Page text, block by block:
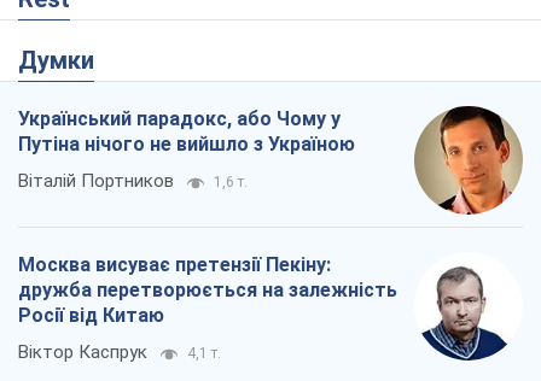
Думки
Український парадокс, або Чому у
Путіна нічого не вийшло з Україною
Віталій Портников 1,6 т.
Москва висуває претензії Пекіну:
дружба перетворюється на залежність
Росії від Китаю
Віктор Каспрук 4,1 т.